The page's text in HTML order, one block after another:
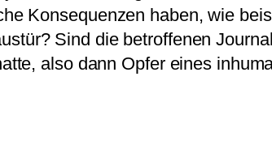
Konsequenzen haben, wie
Sind die betroffenen
also dann Opfer eines